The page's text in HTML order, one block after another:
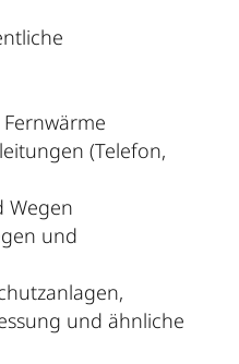
(Telefon,
Wegen
und
und ähnliche